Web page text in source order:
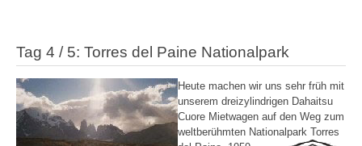
Tag 4 / 5: Torres del Paine Nationalpark
Heute machen wir uns sehr früh mit
unserem dreizylindrigen Dahaitsu
Cuore Mietwagen auf den Weg zum
weltberühmten Nationalpark Torres